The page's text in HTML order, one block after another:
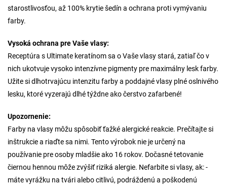
starostlivosťou, až 100% krytie šedín a ochrana proti vymývaniu
farby.
Vysoká ochrana pre Vaše vlasy:
Receptúra s Ultimate keratínom sa o Vaše vlasy stará, zatiaľ čo v
nich ukotvuje vysoko intenzívne pigmenty pre maximálny lesk farby.
Užite si dlhotrvajúcu intenzitu farby a poddajné vlasy plné oslnivého
lesku, ktoré vyzerajú dlhé týždne ako čerstvo zafarbené!
Upozornenie:
Farby na vlasy môžu spôsobiť ťažké alergické reakcie. Prečítajte si
inštrukcie a riaďte sa nimi. Tento výrobok nie je určený na
používanie pre osoby mladšie ako 16 rokov. Dočasné tetovanie
čiernou hennou môže zvýšiť riziká alergie. Nefarbite si vlasy, ak: -
máte vyrážku na tvári alebo citlivú, podráždenú a poškodenú